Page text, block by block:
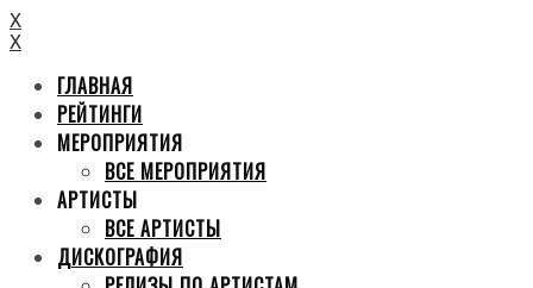
X
X
ГЛАВНАЯ
РЕЙТИНГИ
МЕРОПРИЯТИЯ
ВСЕ МЕРОПРИЯТИЯ
АРТИСТЫ
ВСЕ АРТИСТЫ
ДИСКОГРАФИЯ